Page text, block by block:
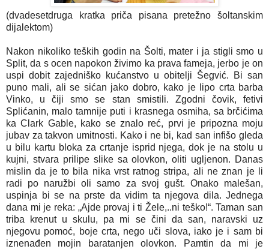
(dvadesetdruga kratka priča pisana pretežno šoltanskim
dijalektom)
Nakon nikoliko teških godin na Šolti, mater i ja stigli smo u
Split, da s ocen napokon živimo ka prava fameja, jerbo je on
uspi dobit zajedniško kućanstvo u obitelji Šegvić. Bi san
puno mali, ali se sićan jako dobro, kako je lipo crta barba
Vinko, u čiji smo se stan smistili. Zgodni čovik, fetivi
Splićanin, malo tamnije puti i krasnega osmiha, sa brčićima
ka Clark Gable, kako se znalo reć, prvi je pripozna moju
jubav za takvon umitnosti. Kako i ne bi, kad san infišo gleda
u bilu kartu bloka za crtanje isprid njega, dok je na stolu u
kujni, stvara prilipe slike sa olovkon, oliti ugljenon. Danas
mislin da je to bila nika vrst ratnog stripa, ali ne znan je li
radi po naružbi oli samo za svoj gušt. Onako malešan,
uspinja bi se na prste da vidim ta njegova dila. Jednega
dana mi je reka: „Ajde provaj i ti Žele,..ni teško!“. Taman san
triba krenut u skulu, pa mi se čini da san, naravski uz
njegovu pomoć, boje crta, nego uči slova, iako je i sam bi
iznenađen mojin baratanjen olovkon. Pamtin da mi je